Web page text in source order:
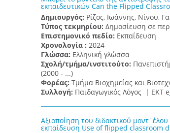
εκπαιδευτικών Can the Flipped
Δημιουργός: Ρίζος, Ιωάννης, Νίνου,
Τύπος τεκμηρίου: Δημοσίευση σε
Επιστημονικό πεδίο: Εκπαίδευση
Χρονολογία : 2024
Γλώσσα: Ελληνική γλώσσα
Σχολή/τμήμα/ινστιτούτο:
(2000 - ...)
Φορέας: Τμήμα Βιοχημείας και
Συλλογή: Παιδαγωγικός Λόγος | ΕΚΤ e
Αξιοποίηση του διδακτικού
εκπαίδευση Use of flipped